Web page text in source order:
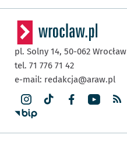
pl. Solny 14, 50-062 Wrocław
tel. 71 776 71 42
e-mail: redakcja@araw.pl